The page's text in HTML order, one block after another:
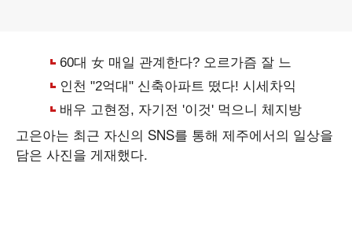
고은아는 최근 자신의 SNS를 통해 제주에서의 일상을
담은 사진을 게재했다.